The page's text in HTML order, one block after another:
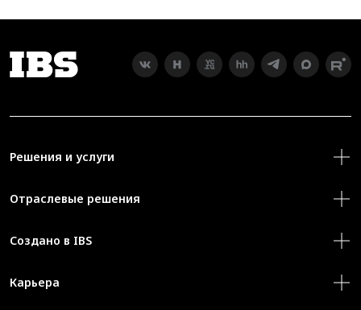
Решения и услуги
Отраслевые решения
Создано в IBS
Карьера